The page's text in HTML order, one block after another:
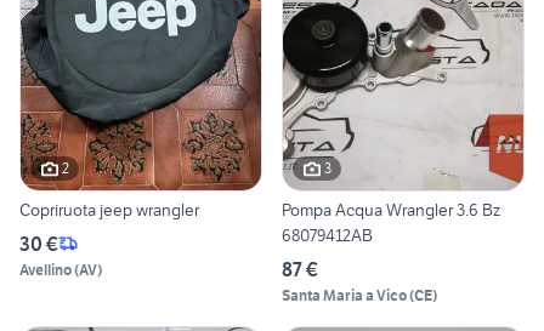
2
Copriruota jeep wrangler
30 €
Avellino(AV)
3
Pompa Acqua Wrangler 3.6 Bz
68079412AB
87 €
Santa Maria a Vico(CE)